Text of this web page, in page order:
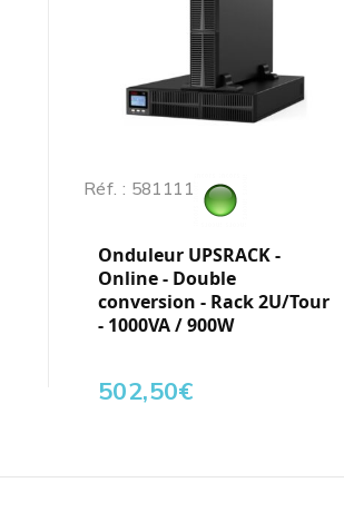
Réf. : 581111
Onduleur UPSRACK -
Online - Double
conversion - Rack 2U/Tour
- 1000VA / 900W
502,50€